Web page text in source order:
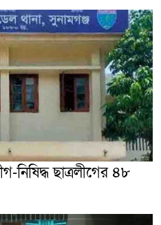
নিষিদ্ধ ছাত্রলীগের ৪৮